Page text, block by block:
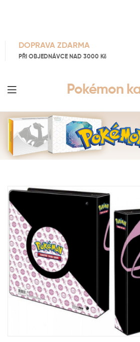
DOPRAVA ZDARMA
PŘI OBJEDNÁVCE NAD 3000 Kč
Pokémon